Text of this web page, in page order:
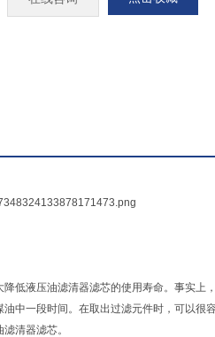
低液压油滤清器滤芯的使用寿命。事实上
中一段时间。在取出过滤元件时，可以很
清器滤芯。